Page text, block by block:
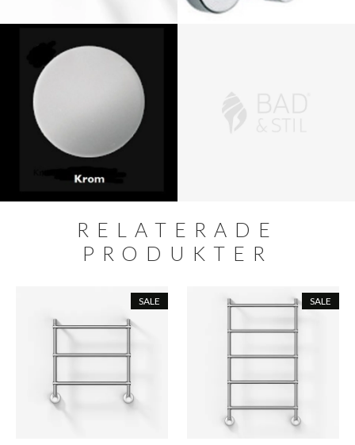
RELATERADE
PRODUKTER
SALE SALE